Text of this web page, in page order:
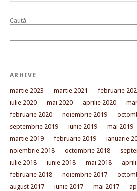
Caută
ARHIVE
martie 2023 martie 2021 februarie
iulie 2020
mai 2020 aprilie 2020
februarie 2020
noiembrie 2019
septembrie 2019
iunie 2019 mai 2019
martie 2019
februarie 2019 ianuarie
noiembrie 2018
octombrie 2018
iulie 2018
iunie 2018 mai 2018
februarie 2018
noiembrie 2017
august 2017
iunie 2017 mai 2017